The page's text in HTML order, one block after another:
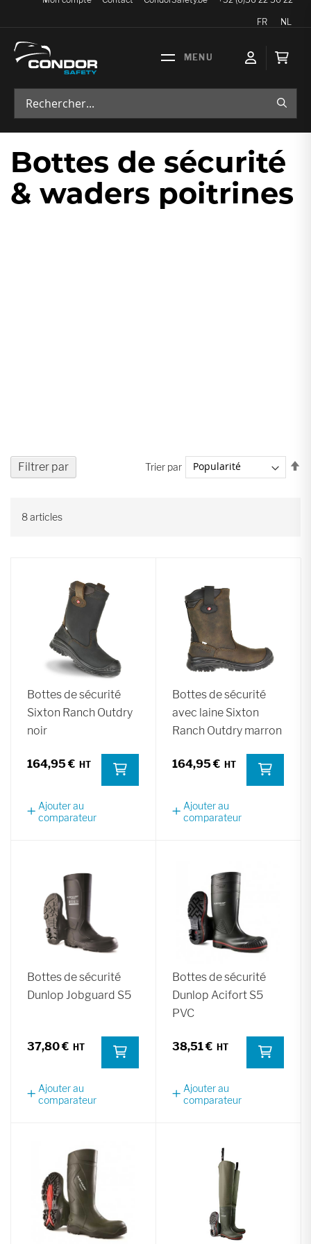
Langue
FR NL
Mon
Bottes de sécurité
& waders poitrines
8articles
Trier par
Bottes de sécurité
Sixton Ranch Outdry
noir
164,95 €
Ajouter au
comparateur
Bottes de sécurité
avec laine Sixton
Ranch Outdry marron
164,95 €
Ajouter au
comparateur
Bottes de sécurité
Dunlop Jobguard S5
37,80 €
Ajouter au
comparateur
Bottes de sécurité
Dunlop Acifort S5
PVC
38,51 €
Ajouter au
comparateur
Filtrer par